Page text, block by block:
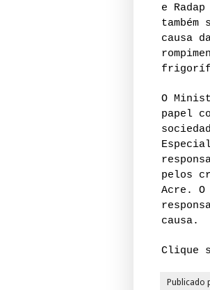
e
causa
O
papel
pelos
Acre. O
causa.
Clique
Publicado